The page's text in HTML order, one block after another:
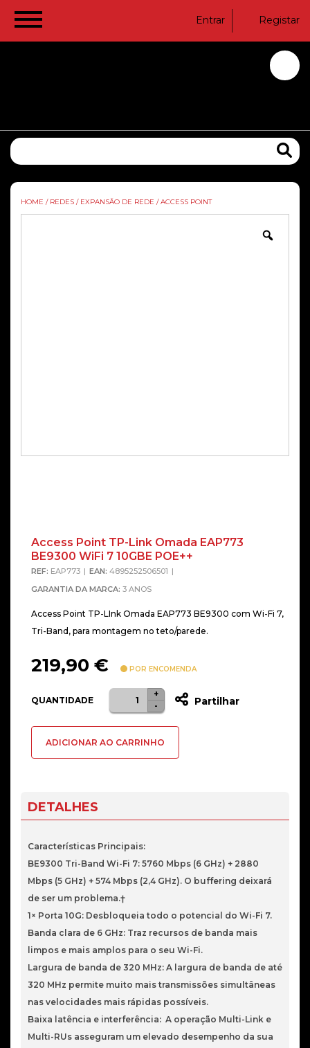
Entrar Registar
HOME / REDES / EXPANSÃO DE REDE / ACCESS POINT
Access Point TP-Link Omada EAP773
BE9300 WiFi 7 10GBE POE++
REF: EAP773 EAN: 4895252506501
GARANTIA DA MARCA: 3 ANOS
Access Point TP-LInk Omada EAP773 BE9300 com Wi-Fi 7,
Tri-Band, para montagem no teto/parede.
219,90 € POR ENCOMENDA
QUANTIDADE
Quantidade
de
Point
EAP773
WiFi
7
10GBE
POE++
-
+
Partilhar
ADICIONAR AO CARRINHO
DETALHES
Características Principais:
BE9300 Tri-Band Wi-Fi 7: 5760 Mbps (6 GHz) + 2880
Mbps (5 GHz) + 574 Mbps (2,4 GHz). O buffering deixará
de ser um problema.†
1× Porta 10G: Desbloqueia todo o potencial do Wi-Fi 7.
Banda clara de 6 GHz: Traz recursos de banda mais
limpos e mais amplos para o seu Wi-Fi.
Largura de banda de 320 MHz: A largura de banda de até
320 MHz permite muito mais transmissões simultâneas
nas velocidades mais rápidas possíveis.
Baixa latência e interferência: A operação Multi-Link e
Multi-RUs asseguram um elevado desempenho da sua